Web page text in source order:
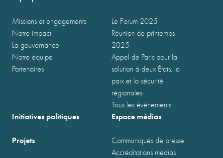
Missions et engagements
Notre impact
La gouvernance
Notre équipe
Partenaires
Le Forum 2025
Réunion de printemps
2025
Appel de Paris pour la
solution à deux États, la
paix et la sécurité
régionales
Tous les événements
Initiatives politiques
Projets
Espace médias
Communiqués de presse
Accréditations médias